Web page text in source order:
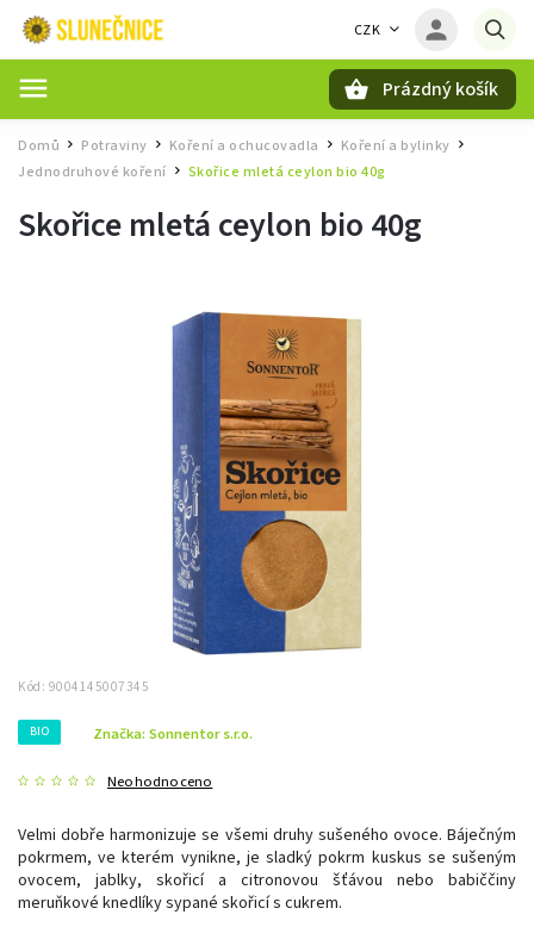
CZK
Prázdný košík
Domů / Potraviny Koření a ochucovadla Koření a bylinky
Jednodruhové koření
Skořice mletá ceylon bio 40g
Skořice mletá ceylon bio 40g
Kód: 9004145007345
BIO
Neohodnoceno
Značka: Sonnentor s.r.o.
Velmi dobře harmonizuje se všemi druhy sušeného ovoce. Báječným
pokrmem, ve kterém vynikne, je sladký pokrm kuskus se sušeným
ovocem, jablky, skořicí a citronovou šťávou nebo babiččiny
meruňkové knedlíky sypané skořicí s cukrem.